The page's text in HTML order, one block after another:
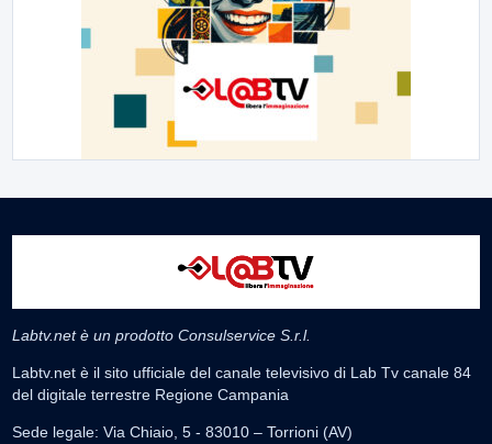
Labtv.net è un prodotto Consulservice S.r.l.
Labtv.net è il sito ufficiale del canale televisivo di Lab Tv canale 84
del digitale terrestre Regione Campania
Sede legale: Via Chiaio, 5 - 83010 – Torrioni (AV)